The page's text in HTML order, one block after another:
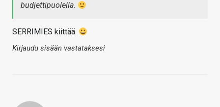
budjettipuolella.
SERRIMIES kiittää.
Kirjaudu sisään vastataksesi